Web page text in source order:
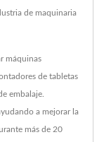
de maquinaria
máquinas
de tabletas
embalaje.
a mejorar la
más de 20